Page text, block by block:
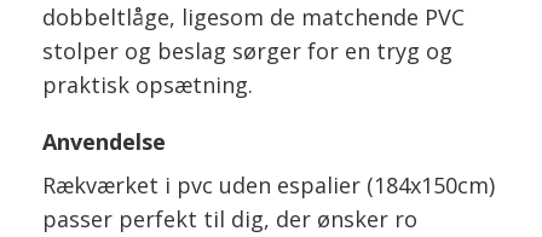
dobbeltlåge, ligesom de matchende PVC
stolper og beslag sørger for en tryg og
praktisk opsætning.
Anvendelse
Rækværket i pvc uden espalier (184x150cm)
passer perfekt til dig, der ønsker ro